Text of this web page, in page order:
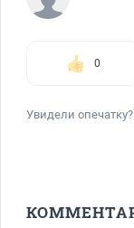
0
Увидели